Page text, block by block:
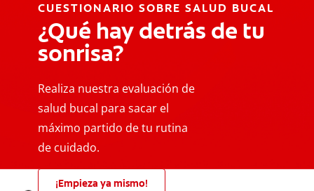
CUESTIONARIO SOBRE SALUD BUCAL
¿Qué hay detrás de tu
sonrisa?
Realiza nuestra evaluación de
salud bucal para sacar el
máximo partido de tu rutina
de cuidado.
¡Empieza ya mismo!